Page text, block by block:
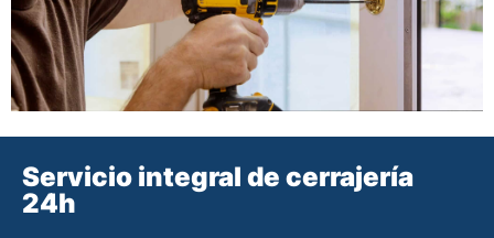
Servicio integral de cerrajería
24h